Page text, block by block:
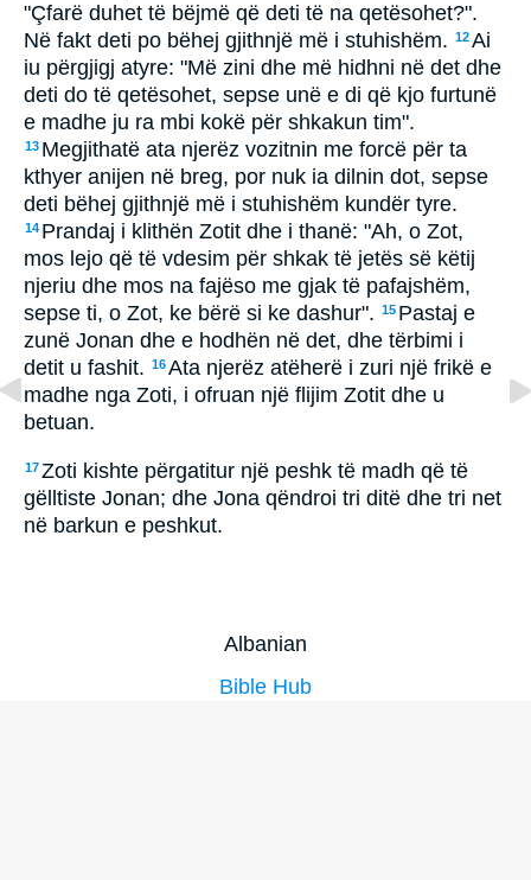
"Çfarë duhet të bëjmë që deti të na qetësohet?".
Në fakt deti po bëhej gjithnjë më i stuhishëm. 12Ai
iu përgjigj atyre: "Më zini dhe më hidhni në det dhe
deti do të qetësohet, sepse unë e di që kjo furtunë
e madhe ju ra mbi kokë për shkakun tim".
13 Megjithatë ata njerëz vozitnin me forcë për ta
kthyer anijen në breg, por nuk ia dilnin dot, sepse
deti bëhej gjithnjë më i stuhishëm kundër tyre.
14 Prandaj i klithën Zotit dhe i thanë: "Ah, o Zot,
mos lejo që të vdesim për shkak të jetës së këtij
njeriu dhe mos na fajëso me gjak të pafajshëm,
sepse ti, o Zot, ke bërë si ke dashur". 15 Pastaj e
zunë Jonan dhe e hodhën në det, dhe tërbimi i
detit u fashit. 16Ata njerëz atëherë i zuri një frikë e
madhe nga Zoti, i ofruan një flijim Zotit dhe u
betuan.
17Zoti kishte përgatitur një peshk të madh që të
gëlltiste Jonan; dhe Jona qëndroi tri ditë dhe tri net
në barkun e peshkut.
Albanian
Bible Hub